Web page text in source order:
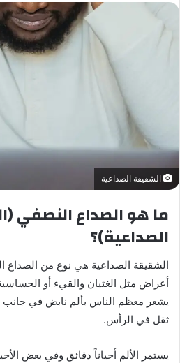
الشقيقة الصداعية
ما هو الصداع النصفي
الصداعية)؟
الشقيقة الصداعية هي نوع من
أعراض مثل الغثيان والقيء أو
يشعر معظم الناس بألم نابض في
ثقل في الرأس.
يستمر الألم أحياناً دقائق وفي بعض